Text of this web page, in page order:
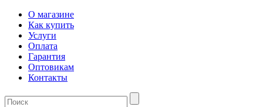
О магазине
Как купить
Услуги
Оплата
Гарантия
Оптовикам
Контакты